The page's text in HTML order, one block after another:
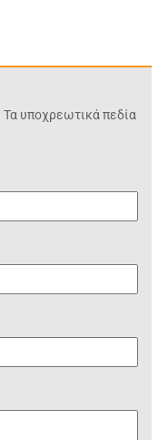
Τα υποχρεωτικά πεδία